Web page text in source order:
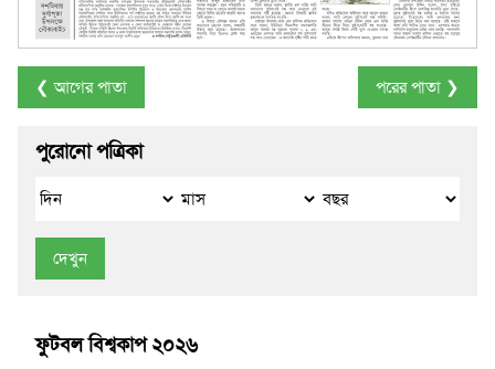
❮ আগের পাতা পরের পাতা ❯
পুরোনো পত্রিকা
দেখুন
ফুটবল বিশ্বকাপ ২০২৬